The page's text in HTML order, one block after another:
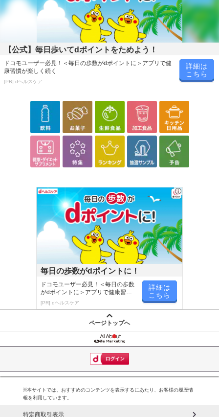
【公式】毎日歩いてdポイントをためよう！
ドコモユーザー必見！＜毎日の歩数がdポイントに＞アプリで健
康習慣が楽しく続く
[PR] dヘルスケア
詳細は
こちら
毎日の歩数がdポイントに！
ドコモユーザー必見！＜毎日の歩数
がdポイントに＞アプリで健康習慣
が楽しく続く
[PR] dヘルスケア
詳細は
こちら
ページトップへ
※本サイトでは、おすすめのコンテンツを表示するにあたり、お客様の履歴情
報を利用しています。
特定商取引表示